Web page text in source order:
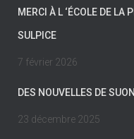
MERCI À L ‘ÉCOLE DE LA
SULPICE
7 février 2026
DES NOUVELLES DE
23 décembre 2025